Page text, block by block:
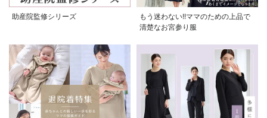
助産院監修シリーズ
もう迷わない!!ママのための上品で
清楚なお宮参り服
お気に入り商品を確認する